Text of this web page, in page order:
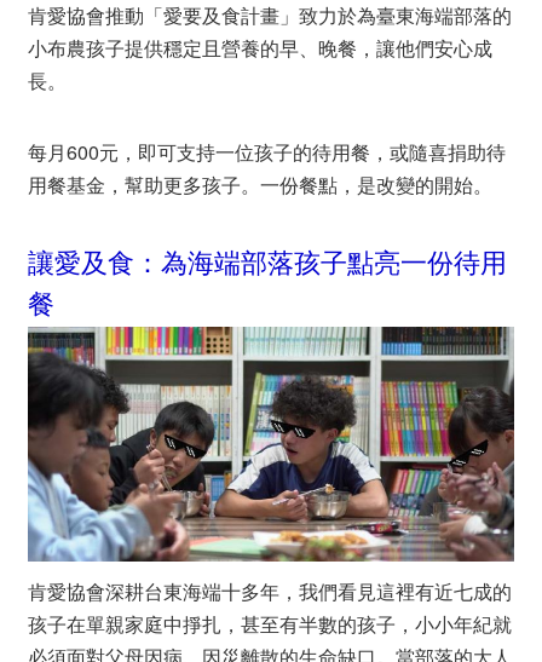
肯愛協會推動「愛要及食計畫」致力於為臺東海端部落的
小布農孩子提供穩定且營養的早、晚餐，讓他們安心成
長。
每月600元，即可支持一位孩子的待用餐，或隨喜捐助待
用餐基金，幫助更多孩子。一份餐點，是改變的開始。
讓愛及食：為海端部落孩子點亮一份待用
餐
肯愛協會深耕台東海端十多年，我們看見這裡有近七成的
孩子在單親家庭中掙扎，甚至有半數的孩子，小小年紀就